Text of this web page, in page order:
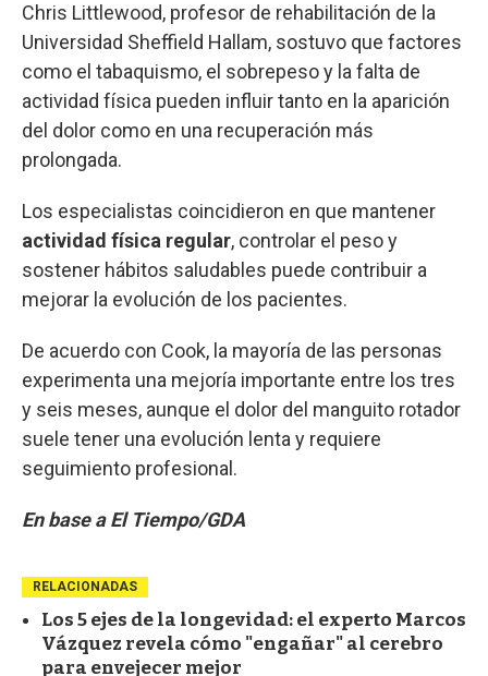
Chris Littlewood, profesor de rehabilitación de la
Universidad Sheffield Hallam, sostuvo que factores
como el tabaquismo, el sobrepeso y la falta de
actividad física pueden influir tanto en la aparición
del dolor como en una recuperación más
prolongada.
Los especialistas coincidieron en que mantener
actividad física regular, controlar el peso y
sostener hábitos saludables puede contribuir a
mejorar la evolución de los pacientes.
De acuerdo con Cook, la mayoría de las personas
experimenta una mejoría importante entre los tres
y seis meses, aunque el dolor del manguito rotador
suele tener una evolución lenta y requiere
seguimiento profesional.
En base a El Tiempo/GDA
RELACIONADAS
Los 5 ejes de la longevidad: el experto Marcos
Vázquez revela cómo "engañar" al cerebro
para envejecer mejor